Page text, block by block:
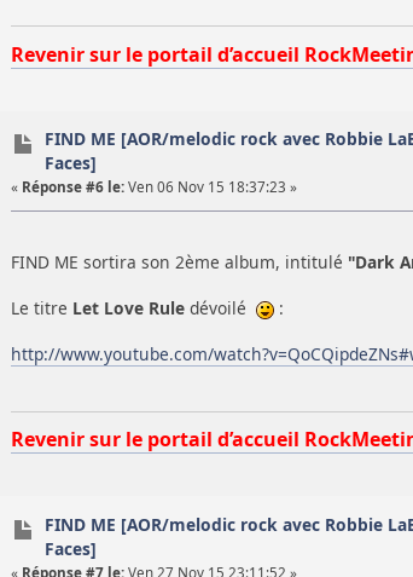
Revenir sur le portail d’accueil
FIND ME [AOR/melodic rock avec Robbie
Faces]
« Réponse #6 le:Ven 06 Nov 15 18:37:23 »
FIND ME sortira son 2ème album, intitulé "Dark
Le titre Let Love Ruledévoilé
:
http://www.youtube.com/
Revenir sur le portail d’accueil
FIND ME [AOR/melodic rock avec Robbie
Faces]
« Réponse #7 le:Ven 27 Nov 15 23:11:52 »